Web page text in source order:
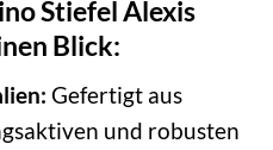
Stiefel Alexis
Blick:
Gefertigt aus
und robusten